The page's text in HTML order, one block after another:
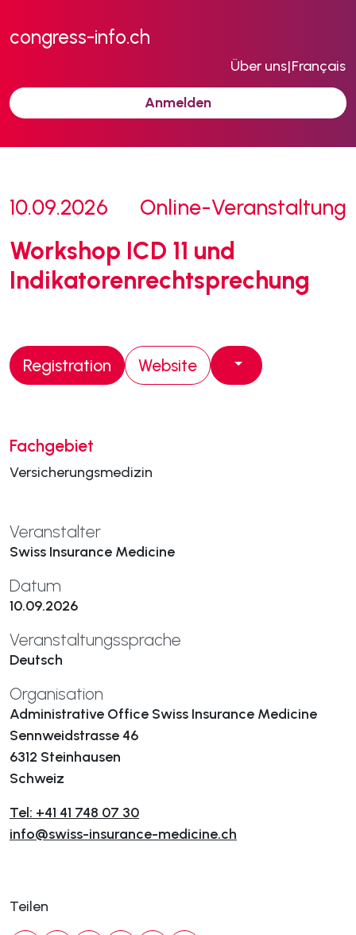
congress-info.ch
Über uns|Français
Anmelden
10.09.2026 Online-Veranstaltung
Workshop ICD 11 und
Indikatorenrechtsprechung
Registration Website
Fachgebiet
Versicherungsmedizin
Veranstalter
Swiss Insurance Medicine
Datum
10.09.2026
Veranstaltungssprache
Deutsch
Organisation
Administrative Office Swiss Insurance Medicine
Sennweidstrasse 46
6312 Steinhausen
Schweiz
Tel: +41 41 748 07 30
info@swiss-insurance-medicine.ch
Teilen